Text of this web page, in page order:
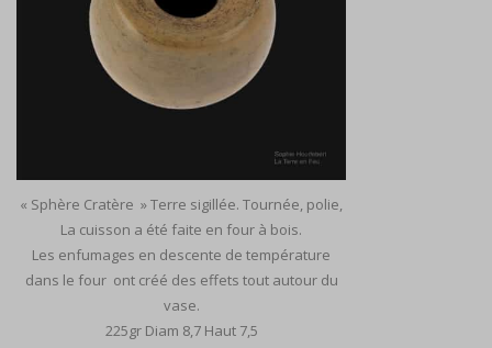
« Sphère Cratère » Terre sigillée. Tournée, polie,
La cuisson a été faite en four à bois.
Les enfumages en descente de température
dans le four ont créé des effets tout autour du
vase.
225gr Diam 8,7 Haut 7,5